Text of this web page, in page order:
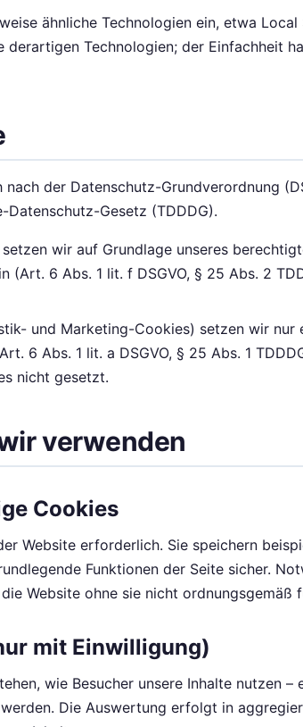
ähnliche Technologien ein, etwa
derartigen Technologien; der Einfachheit
der Datenschutz-Grundverordnung
Gesetz (TDDDG).
setzen wir auf Grundlage unseres
(Art. 6 Abs. 1 lit. f DSGVO, § 25 Abs. 2
und Marketing-Cookies) setzen wir nur
6 Abs. 1 lit. a DSGVO, § 25 Abs. 1
nicht gesetzt.
verwenden
Cookies
Website erforderlich. Sie speichern
Funktionen der Seite sicher.
Website ohne sie nicht ordnungsgemäß
mit Einwilligung)
wie Besucher unsere Inhalte nutzen –
Die Auswertung erfolgt in